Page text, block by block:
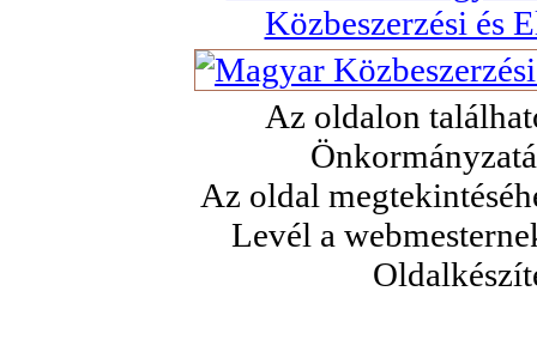
Közbeszerzési és
Az oldalon
Az oldal
Levél a